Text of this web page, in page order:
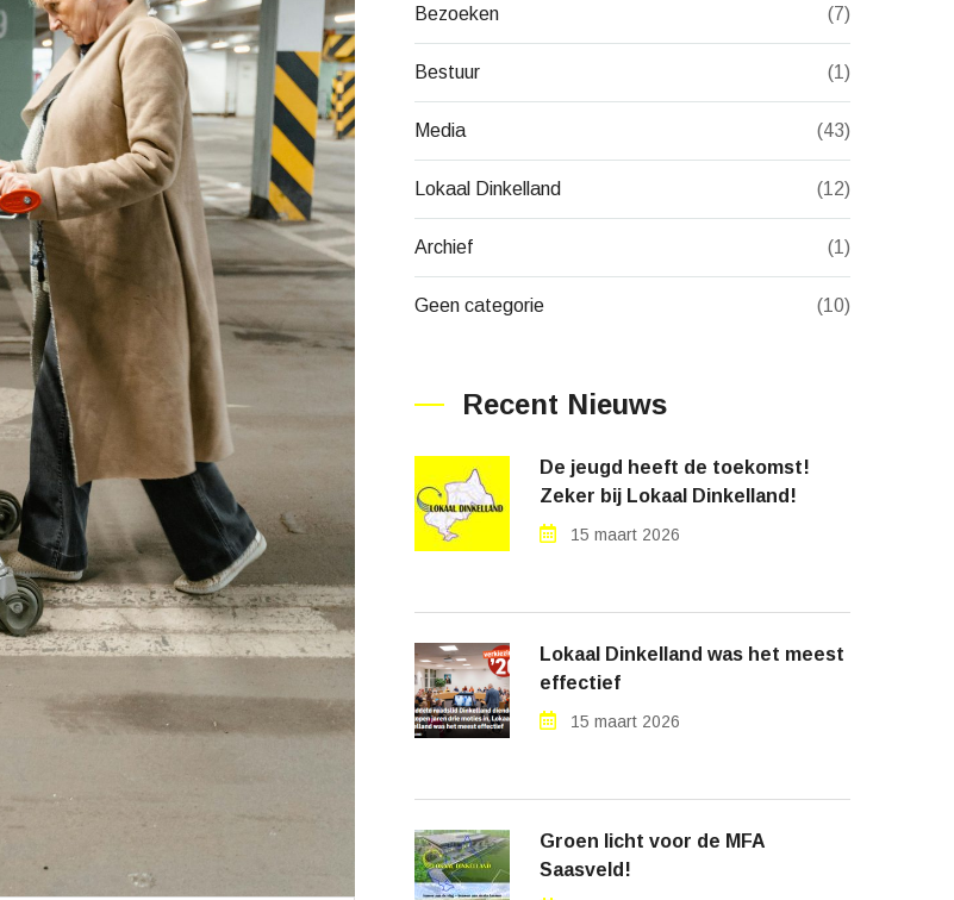
Bezoeken (7)
Bestuur (1)
Media (43)
Lokaal Dinkelland (12)
Archief (1)
Geen categorie (10)
Recent Nieuws
De jeugd heeft de toekomst!
Zeker bij Lokaal Dinkelland!
15 maart 2026
Lokaal Dinkelland was het meest
effectief
15 maart 2026
Groen licht voor de MFA
Saasveld!